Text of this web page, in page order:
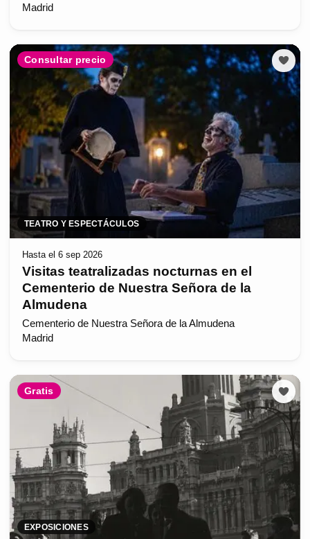
Madrid
Consultar precio
TEATRO Y ESPECTÁCULOS
Hasta el 6 sep 2026
Visitas teatralizadas nocturnas en el
Cementerio de Nuestra Señora de la
Almudena
Cementerio de Nuestra Señora de la Almudena
Madrid
Gratis
EXPOSICIONES